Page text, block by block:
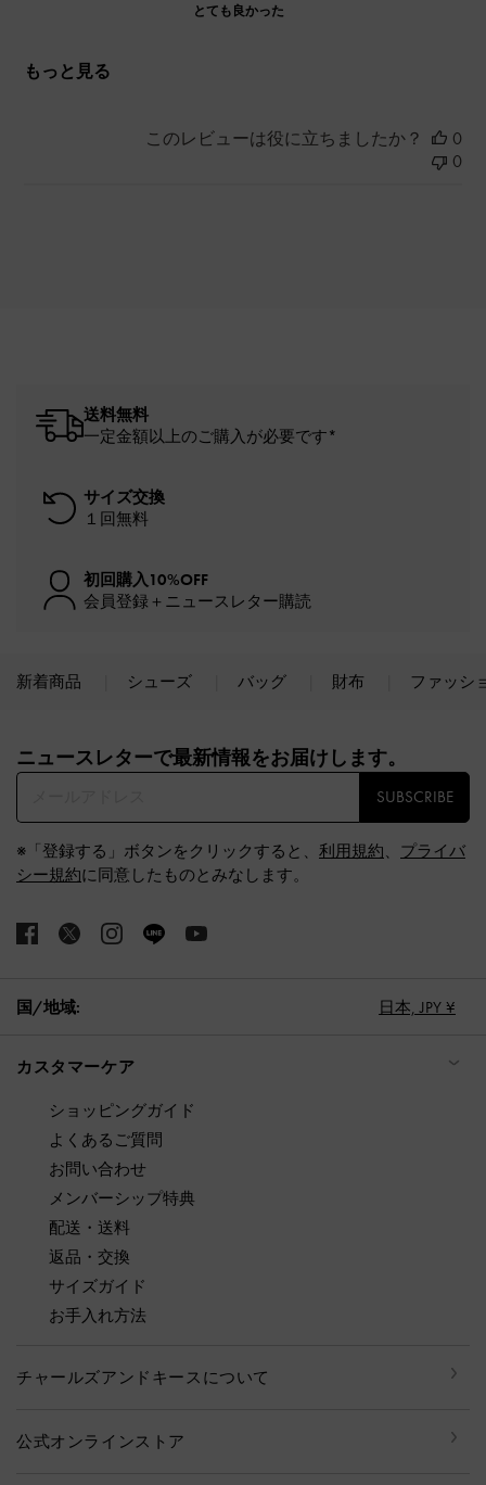
とても良かった
もっと見る
このレビューは役に立ちましたか？
0
0
送料無料
一定金額以上のご購入が必要です*
サイズ交換
１回無料
初回購入10%OFF
会員登録＋ニュースレター購読
新着商品 シューズ バッグ 財布 ファッシ
ニュースレターで最新情報をお届けします。​
SUBSCRIBE
※「登録する」ボタンをクリックすると、 利用規約、 プライバ
シー規約に同意したものとみなします。
国/地域: 日本, JPY ¥
カスタマーケア
ショッピングガイド
よくあるご質問
お問い合わせ
メンバーシップ特典
配送・送料
返品・交換
サイズガイド
お手入れ方法
チャールズアンドキースについて
公式オンラインストア